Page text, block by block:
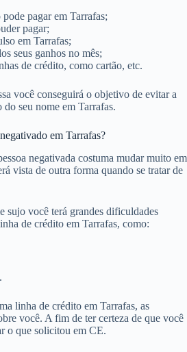
pagar em Tarrafas;
pagar;
em Tarrafas;
seus ganhos no mês;
de crédito, como cartão, etc.
você conseguirá o objetivo de evitar a
seu nome em Tarrafas.
em Tarrafas?
negativada costuma mudar muito em
vista de outra forma quando se tratar de
sujo você terá grandes dificuldades
de crédito em Tarrafas, como:
linha de crédito em Tarrafas, as
você. A fim de ter certeza de que você
o que solicitou em CE.